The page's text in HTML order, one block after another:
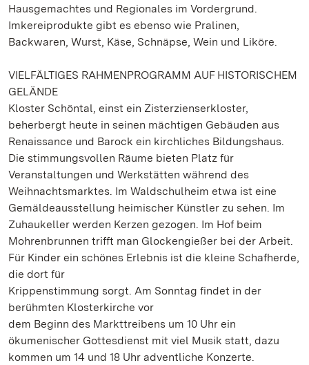
Hausgemachtes und Regionales im Vordergrund.
Imkereiprodukte gibt es ebenso wie Pralinen,
Backwaren, Wurst, Käse, Schnäpse, Wein und Liköre.
VIELFÄLTIGES RAHMENPROGRAMM AUF HISTORISCHEM
GELÄNDE
Kloster Schöntal, einst ein Zisterzienserkloster,
beherbergt heute in seinen mächtigen Gebäuden aus
Renaissance und Barock ein kirchliches Bildungshaus.
Die stimmungsvollen Räume bieten Platz für
Veranstaltungen und Werkstätten während des
Weihnachtsmarktes. Im Waldschulheim etwa ist eine
Gemäldeausstellung heimischer Künstler zu sehen. Im
Zuhaukeller werden Kerzen gezogen. Im Hof beim
Mohrenbrunnen trifft man Glockengießer bei der Arbeit.
Für Kinder ein schönes Erlebnis ist die kleine Schafherde,
die dort für
Krippenstimmung sorgt. Am Sonntag findet in der
berühmten Klosterkirche vor
dem Beginn des Markttreibens um 10 Uhr ein
ökumenischer Gottesdienst mit viel Musik statt, dazu
kommen um 14 und 18 Uhr adventliche Konzerte.